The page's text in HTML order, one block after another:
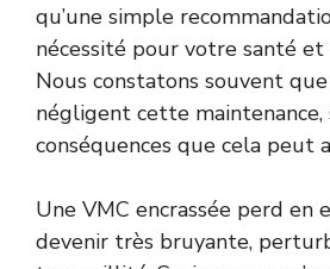
qu’une simple
nécessité pour votre santé
Nous constatons souvent
négligent cette maintenance,
conséquences que cela peut
Une VMC encrassée perd en
devenir très bruyante,